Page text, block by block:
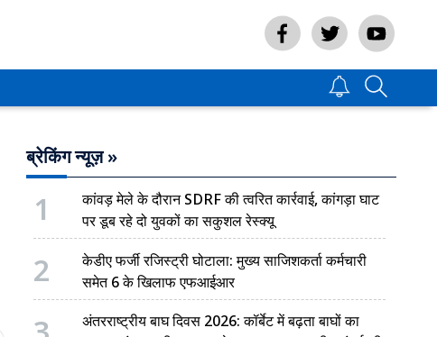
ब्रेकिंग न्यूज़ »
1
कांवड़ मेले के दौरान SDRF की त्वरित कार्रवाई, कांगड़ा घाट
पर डूब रहे दो युवकों का सकुशल रेस्क्यू
2
केडीए फर्जी रजिस्ट्री घोटाला: मुख्य साजिशकर्ता कर्मचारी
समेत 6 के खिलाफ एफआईआर
अंतरराष्ट्रीय बाघ दिवस 2026: कॉर्बेट में बढ़ता बाघों का